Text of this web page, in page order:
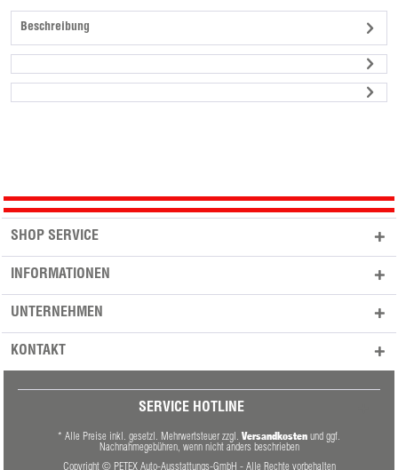
Beschreibung
SHOP SERVICE
INFORMATIONEN
UNTERNEHMEN
KONTAKT
SERVICE HOTLINE
* Alle Preise inkl. gesetzl. Mehrwertsteuer zzgl. Versandkosten und ggf.
Nachnahmegebühren, wenn nicht anders beschrieben
Copyright © PETEX Auto-Ausstattungs-GmbH - Alle Rechte vorbehalten